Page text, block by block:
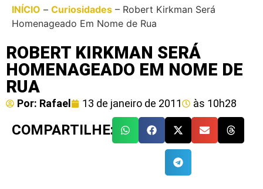
INÍCIO – Curiosidades – Robert Kirkman Será
Homenageado Em Nome de Rua
ROBERT KIRKMAN SERÁ
HOMENAGEADO EM NOME DE
RUA
Por: Rafael 13 de janeiro de 2011 às 10h28
COMPARTILHE: